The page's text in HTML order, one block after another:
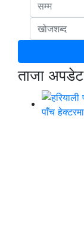
ताजा अपडेट